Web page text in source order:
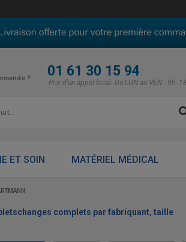
?
01 61 30 15 94
Prix d'un appel local. Du LUN au VEN - 9h-
ET SOIN MATÉRIEL MÉDICAL
complets par fabriquant, taille